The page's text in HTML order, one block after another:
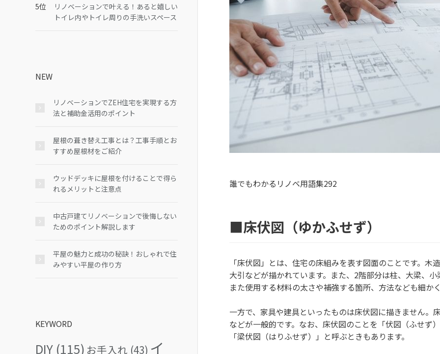
誰でもわかるリノベ用語集292
■床伏図（ゆかふせず）
「床伏図」とは、住宅の床組みを表す図面のことです。
大引などが描かれています。また、2階部分は柱、大梁、
また使用する材料の太さや補強する箇所、方法なども細か
一方で、家具や建具といったものは床伏図に描きません
などが一般的です。なお、床伏図のことを「伏図（ふせず
「梁伏図（はりふせず）」と呼ぶときもあります。
リノベーションで叶える！あると嬉しい
トイレ内やトイレ周りの手洗いスペース
NEW
リノベーションでZEH住宅を実現する方
法と補助金活用のポイント
屋根の葺き替え工事とは？工事手順とお
すすめ屋根材をご紹介
ウッドデッキに屋根を付けることで得ら
れるメリットと注意点
中古戸建てリノベーションで後悔しない
ためのポイント解説します
平屋の魅力と成功の秘訣！おしゃれで住
みやすい平屋の作り方
KEYWORD
DIY (115) お手入れ (43) イ